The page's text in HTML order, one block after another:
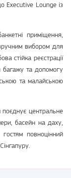
Executive Lounge із
приміщення,
вибором для
стійка реєстрації
багажу та допомогу
та малайською
центральне
басейн на даху,
повноцінний